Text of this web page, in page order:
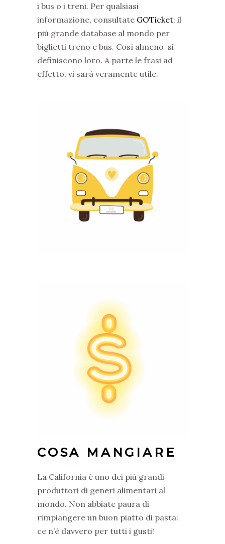
i bus o i treni. Per qualsiasi
informazione, consultate GOTicket: il
più grande database al mondo per
biglietti treno e bus. Così almeno si
definiscono loro. A parte le frasi ad
effetto, vi sarà veramente utile.
COSA MANGIARE
La California è uno dei più grandi
produttori di generi alimentari al
mondo. Non abbiate paura di
rimpiangere un buon piatto di pasta:
ce n’è davvero per tutti i gusti!